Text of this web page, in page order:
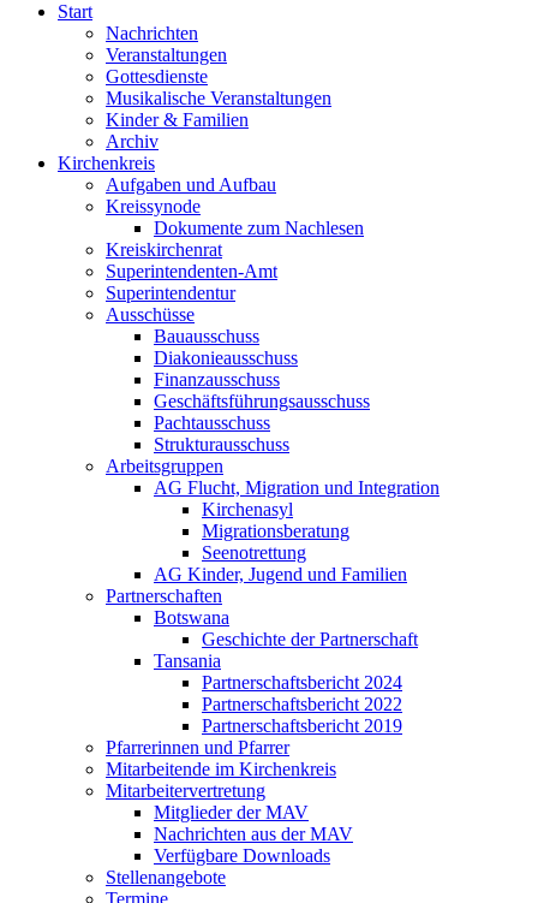
Start
Nachrichten
Veranstaltungen
Gottesdienste
Musikalische Veranstaltungen
Kinder & Familien
Archiv
Kirchenkreis
Aufgaben und Aufbau
Kreissynode
Dokumente zum Nachlesen
Kreiskirchenrat
Superintendenten-Amt
Superintendentur
Ausschüsse
Bauausschuss
Diakonieausschuss
Finanzausschuss
Geschäftsführungsausschuss
Pachtausschuss
Strukturausschuss
Arbeitsgruppen
AG Flucht, Migration und Integration
Kirchenasyl
Migrationsberatung
Seenotrettung
AG Kinder, Jugend und Familien
Partnerschaften
Botswana
Geschichte der Partnerschaft
Tansania
Partnerschaftsbericht 2024
Partnerschaftsbericht 2022
Partnerschaftsbericht 2019
Pfarrerinnen und Pfarrer
Mitarbeitende im Kirchenkreis
Mitarbeitervertretung
Mitglieder der MAV
Nachrichten aus der MAV
Verfügbare Downloads
Stellenangebote
Termine